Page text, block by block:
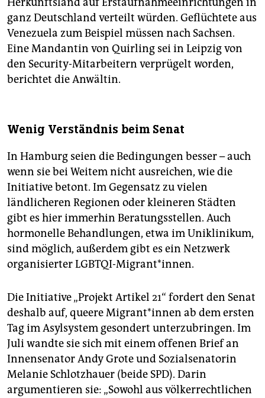
ganz Deutschland verteilt würden. Geflüchtete aus
Venezuela zum Beispiel müssen nach Sachsen.
Eine Mandantin von Quirling sei in Leipzig von
den Security-Mitarbeitern verprügelt worden,
berichtet die Anwältin.
Wenig Verständnis beim Senat
In Hamburg seien die Bedingungen besser – auch
wenn sie bei Weitem nicht ausreichen, wie die
Initiative betont. Im Gegensatz zu vielen
ländlicheren Regionen oder kleineren Städten
gibt es hier immerhin Beratungsstellen. Auch
hormonelle Behandlungen, etwa im Uniklinikum,
sind möglich, außerdem gibt es ein Netzwerk
organisierter LGBTQI-Migrant*innen.
Die Initiative „Projekt Artikel 21“ fordert den Senat
deshalb auf, queere Mi­gran­t*in­nen ab dem ersten
Tag im Asylsystem gesondert unterzubringen. Im
Juli wandte sie sich mit einem offenen Brief an
Innensenator Andy Grote und Sozialsenatorin
Melanie Schlotzhauer (beide SPD). Darin
argumentieren sie: „Sowohl aus völkerrechtlichen